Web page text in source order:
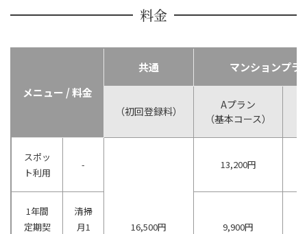
料金
メニュー / 料金
共通 マンションプラ
（初回登録料）
Aプラン
（基本コース）
スポッ
ト利用
-
16,500円
13,200円
1年間
定期契
清掃
月1
9,900円